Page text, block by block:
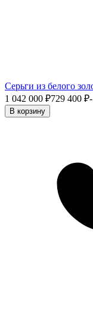
Серьги из белого
1 042 000 ₽729 400 ₽
В корзину